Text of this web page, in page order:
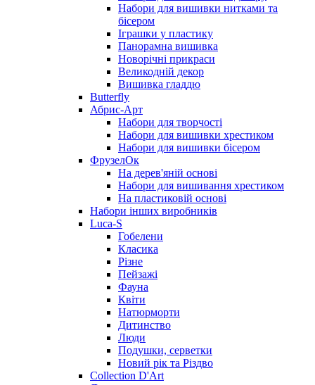
Набори для вишивки нитками та
бісером
Іграшки у пластику
Панорамна вишивка
Новорічні прикраси
Великодній декор
Вишивка гладдю
Butterfly
Абрис-Арт
Набори для творчості
Набори для вишивки хрестиком
Набори для вишивки бісером
ФрузелОк
На дерев'яній основі
Набори для вишивання хрестиком
На пластиковій основі
Набори інших виробників
Luca-S
Гобелени
Класика
Різне
Пейзажі
Фауна
Квіти
Натюрморти
Дитинство
Люди
Подушки, серветки
Новий рік та Різдво
Collection D'Art